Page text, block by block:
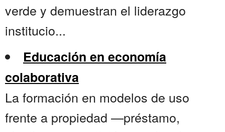
verde y demuestran el liderazgo
institucio...
Educación en economía
colaborativa
La formación en modelos de uso
frente a propiedad —préstamo,